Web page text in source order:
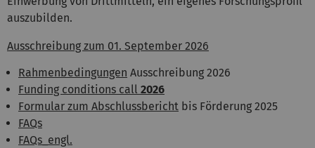
auszubilden.
Ausschreibung zum 01. September 2026
Rahmenbedingungen Ausschreibung 2026
Funding conditions call 2026
Formular zum Abschlussbericht bis Förderung 2025
FAQs
FAQs_engl.